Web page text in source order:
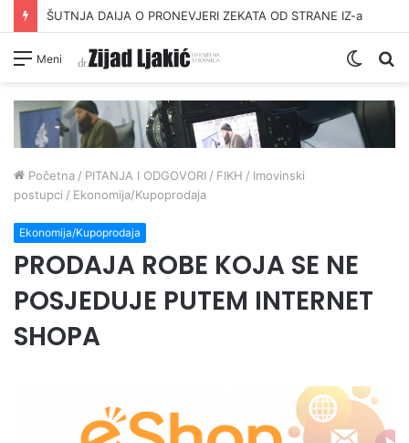
ŠUTNJA DAIJA O PRONEVJERI ZEKATA OD STRANE IZ-a
Meni
Switch
Početna / PITANJA I ODGOVORI / FIKH / Imovinski
postupci / Ekonomija/Kupoprodaja
Ekonomija/Kupoprodaja
PRODAJA ROBE KOJA SE NE
POSJEDUJE PUTEM INTERNET
SHOPA